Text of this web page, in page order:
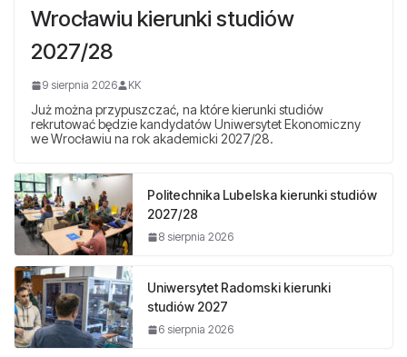
Wrocławiu kierunki studiów
2027/28
9 sierpnia 2026 KK
Już można przypuszczać, na które kierunki studiów
rekrutować będzie kandydatów Uniwersytet Ekonomiczny
we Wrocławiu na rok akademicki 2027/28.
Politechnika Lubelska kierunki studiów
2027/28
8 sierpnia 2026
Uniwersytet Radomski kierunki
studiów 2027
6 sierpnia 2026